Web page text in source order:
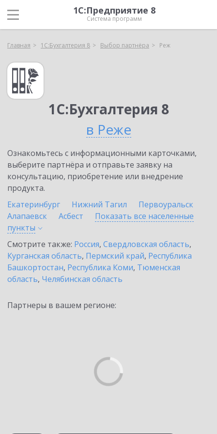
1С:Предприятие 8
Система программ
Главная 1С:Бухгалтерия 8 Выбор партнёра Реж
1С:Бухгалтерия 8
в Реже
Ознакомьтесь с информационными карточками,
выберите партнёра и отправьте заявку на
консультацию, приобретение или внедрение
продукта.
Екатеринбург
Нижний Тагил
Первоуральск
Алапаевск
Асбест
Показать все населенные
пункты
Смотрите также: Россия, Свердловская область,
Курганская область, Пермский край, Республика
Башкортостан, Республика Коми, Тюменская
область, Челябинская область
Партнеры в вашем регионе: